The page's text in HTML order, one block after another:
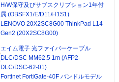
H/W保守及びサブスクリプション1年付
属 (OBSFX1/E/D11/H1S1)
LENOVO 20X2SC8G00 ThinkPad L14
Gen2 (20X2SC8G00)
エイム電子 光ファイバーケーブル
DLC/DSC MM62.5 1m (AFP2-
DLC/DSC-62-01)
Fortinet FortiGate-40F バンドルモデル